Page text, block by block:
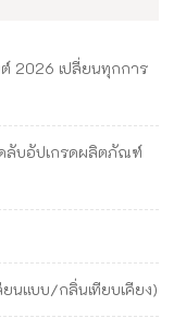
2026 เปลี่ยนทุกการ
ดลับอัปเกรดผลิตภัณฑ์
นแบบ/กลิ่นเทียบเคียง)